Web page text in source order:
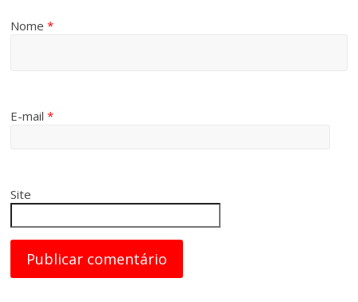
Nome*
E-mail*
Site